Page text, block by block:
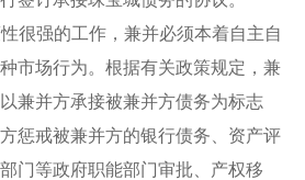
很强的工作，兼并必须本着自主自
市场行为。根据有关政策规定，兼
兼并方承接被兼并方债务为标志
惩戒被兼并方的银行债务、资产评
门等政府职能部门审批、产权移